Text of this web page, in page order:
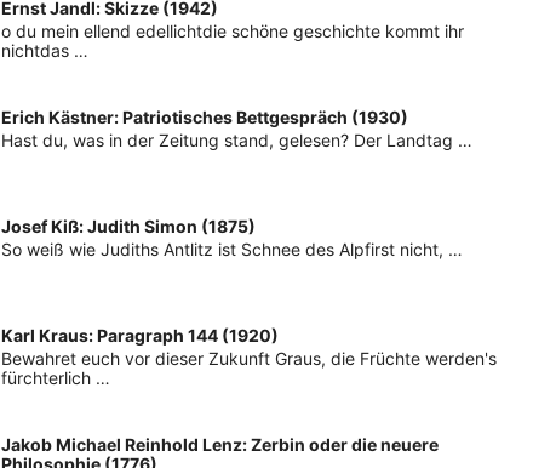
Ernst Jandl: Skizze (1942)
o du mein ellend edellichtdie schöne geschichte kommt ihr
nichtdas …
Erich Kästner: Patriotisches Bettgespräch (1930)
Hast du, was in der Zeitung stand, gelesen? Der Landtag …
Josef Kiß: Judith Simon (1875)
So weiß wie Judiths Antlitz ist Schnee des Alpfirst nicht, …
Karl Kraus: Paragraph 144 (1920)
Bewahret euch vor dieser Zukunft Graus, die Früchte werden's
fürchterlich …
Jakob Michael Reinhold Lenz: Zerbin oder die neuere
Philosophie (1776)